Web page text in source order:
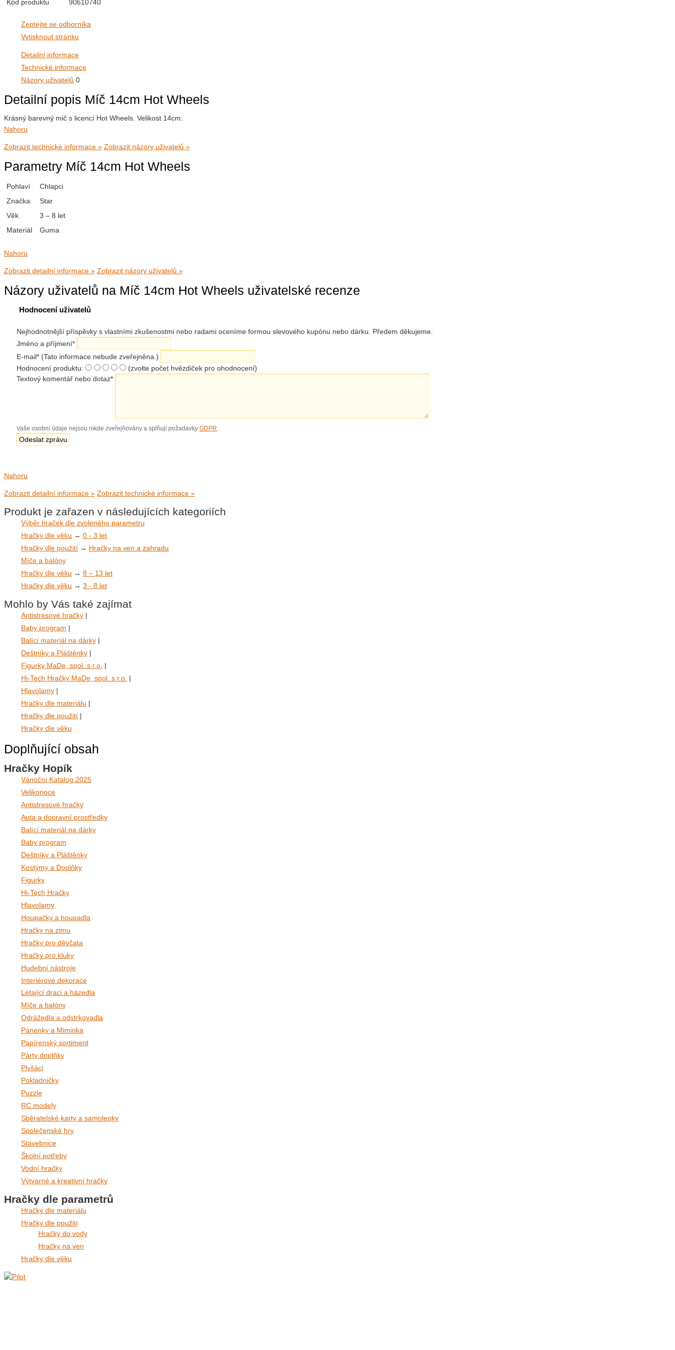
Kód produktu
90610740
Zeptejte se odborníka
Vytisknout stránku
Detailní informace
Technické informace
Názory uživatelů 0
Detailní popis Míč 14cm Hot Wheels
Krásný barevný mič s licencí Hot Wheels. Velikost 14cm.
Nahoru
Zobrazit technické informace » Zobrazit názory uživatelů »
Parametry Míč 14cm Hot Wheels
Pohlaví
Chlapci
Značka
Star
Věk
3 – 8 let
Materiál
Guma
Nahoru
Zobrazit detailní informace » Zobrazit názory uživatelů »
Názory uživatelů na Míč 14cm Hot Wheels uživatelské recenze
Hodnocení uživatelů
Nejhodnotnější příspěvky s vlastními zkušenostmi nebo radami oceníme formou slevového kupónu nebo dárku. Předem děkujeme.
Jméno a příjmení*
E-mail* (Tato informace nebude zveřejněna.)
Hodnocení produktu:
(zvolte počet hvězdiček pro ohodnocení)
Textový komentář nebo dotaz*
Vaše osobní údaje nejsou nikde zveřejňovány a splňují požadavky GDPR.
Nahoru
Zobrazit detailní informace » Zobrazit technické informace »
Produkt je zařazen v následujících kategoriích
Výběr hraček dle zvoleného parametru
Hračky dle věku → 0 - 3 let
Hračky dle použití → Hračky na ven a zahradu
Míče a balóny
Hračky dle věku → 8 – 13 let
Hračky dle věku → 3 - 8 let
Mohlo by Vás také zajímat
Antistresové hračky |
Baby program |
Balící materiál na dárky |
Deštníky a Pláštěnky |
Figurky MaDe, spol. s r.o. |
Hi-Tech Hračky MaDe, spol. s r.o. |
Hlavolamy |
Hračky dle materiálu |
Hračky dle použití |
Hračky dle věku
Doplňující obsah
Hračky Hopík
Vánoční Katalog 2025
Velikonoce
Antistresové hračky
Auta a dopravní prostředky
Balící materiál na dárky
Baby program
Deštníky a Pláštěnky
Kostýmy a Doplňky
Figurky
Hi-Tech Hračky
Hlavolamy
Houpačky a houpadla
Hračky na zimu
Hračky pro děvčata
Hračky pro kluky
Hudební nástroje
Interiérové dekorace
Létající draci a házedla
Míče a balóny
Odrážedla a odstrkovadla
Panenky a Miminka
Papírenský sortiment
Párty doplňky
Plyšáci
Pokladničky
Puzzle
RC modely
Sběratelské karty a samolepky
Společenské hry
Stavebnice
Školní potřeby
Vodní hračky
Výtvarné a kreativní hračky
Hračky dle parametrů
Hračky dle materiálu
Hračky dle použití
Hračky do vody
Hračky na ven
Hračky dle věku